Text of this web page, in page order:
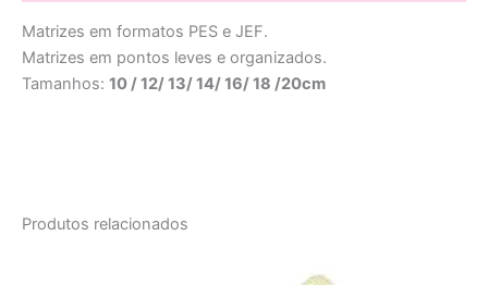
Matrizes em formatos PES e JEF.
Matrizes em pontos leves e organizados.
Tamanhos: 10 / 12/ 13/ 14/ 16/ 18 /20cm
Produtos relacionados